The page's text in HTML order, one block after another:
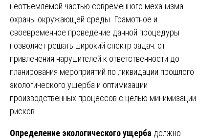
неотъемлемой частью современного механизма
охраны окружающей среды. Грамотное и
своевременное проведение данной процедуры
позволяет решать широкий спектр задач: от
привлечения нарушителей к ответственности до
планирования мероприятий по ликвидации прошлого
экологического ущерба и оптимизации
производственных процессов с целью минимизации
рисков.
Определение экологического ущерба должно